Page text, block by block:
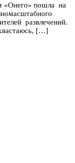
«Онего» пошла на
развлечений.
[…]